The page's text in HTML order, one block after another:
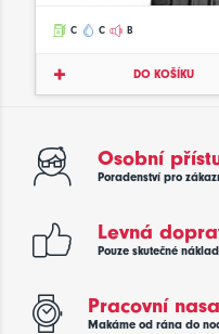
C C B
DO KOŠÍKU
Osobní
Poradenství pro
Levná
Pouze skutečné
Pracovní
Makáme od rána do